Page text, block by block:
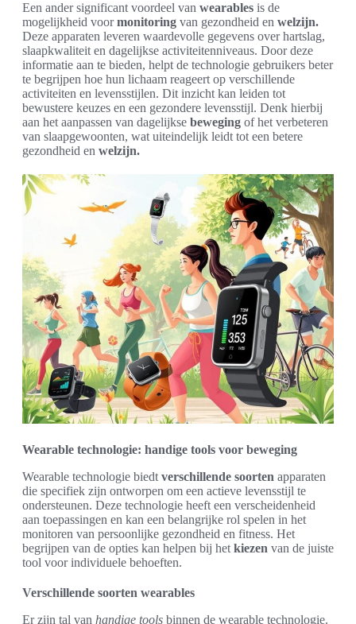
Een ander significant voordeel van wearables is de
mogelijkheid voormonitoring van gezondheid en welzijn.
Deze apparaten leveren waardevolle gegevens over hartslag,
slaapkwaliteit en dagelijkse activiteitenniveaus. Door deze
informatie aan te bieden, helpt de technologie gebruikers beter
te begrijpen hoe hun lichaam reageert op verschillende
activiteiten en levensstijlen. Dit inzicht kan leiden tot
bewustere keuzes en een gezondere levensstijl. Denk hierbij
aan het aanpassen van dagelijkse beweging of het verbeteren
van slaapgewoonten, wat uiteindelijk leidt tot een betere
gezondheid en welzijn.
Wearable technologie: handige tools voor beweging
Wearable technologie biedt verschillende soorten apparaten
die specifiek zijn ontworpen om een actieve levensstijl te
ondersteunen. Deze technologie heeft een verscheidenheid
aan toepassingen en kan een belangrijke rol spelen in het
monitoren van persoonlijke gezondheid en fitness. Het
begrijpen van de opties kan helpen bij het kiezen van de juiste
tool voor individuele behoeften.
Verschillende soorten wearables
Er zijn tal van handige tools binnen de wearable technologie.